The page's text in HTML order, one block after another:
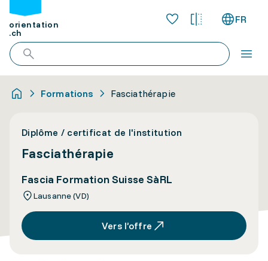
orientation
.ch
FR
Formations Fasciathérapie
Diplôme / certificat de l'institution
Fasciathérapie
Fascia Formation Suisse SàRL
Lausanne (VD)
Vers l’offre